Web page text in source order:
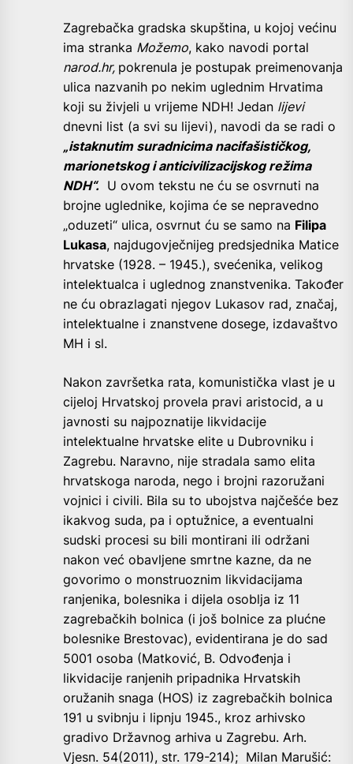
Zagrebačka gradska skupština, u kojoj većinu
ima stranka Možemo, kako navodi portal
narod.hr, pokrenula je postupak preimenovanja
ulica nazvanih po nekim uglednim Hrvatima
koji su živjeli u vrijeme NDH! Jedan lijevi
dnevni list (a svi su lijevi), navodi da se radi o
„istaknutim suradnicima nacifašističkog,
marionetskog i anticivilizacijskog režima
NDH“. U ovom tekstu ne ću se osvrnuti na
brojne uglednike, kojima će se nepravedno
„oduzeti“ ulica, osvrnut ću se samo na Filipa
Lukasa, najdugovječnijeg predsjednika Matice
hrvatske (1928. – 1945.), svećenika, velikog
intelektualca i uglednog znanstvenika. Također
ne ću obrazlagati njegov Lukasov rad, značaj,
intelektualne i znanstvene dosege, izdavaštvo
MH i sl.
Nakon završetka rata, komunistička vlast je u
cijeloj Hrvatskoj provela pravi aristocid, a u
javnosti su najpoznatije likvidacije
intelektualne hrvatske elite u Dubrovniku i
Zagrebu. Naravno, nije stradala samo elita
hrvatskoga naroda, nego i brojni razoružani
vojnici i civili. Bila su to ubojstva najčešće bez
ikakvog suda, pa i optužnice, a eventualni
sudski procesi su bili montirani ili održani
nakon već obavljene smrtne kazne, da ne
govorimo o monstruoznim likvidacijama
ranjenika, bolesnika i dijela osoblja iz 11
zagrebačkih bolnica (i još bolnice za plućne
bolesnike Brestovac), evidentirana je do sad
5001 osoba (Matković, B. Odvođenja i
likvidacije ranjenih pripadnika Hrvatskih
oružanih snaga (HOS) iz zagrebačkih bolnica
191 u svibnju i lipnju 1945., kroz arhivsko
gradivo Državnog arhiva u Zagrebu. Arh.
Vjesn. 54(2011), str. 179-214); Milan Marušić: